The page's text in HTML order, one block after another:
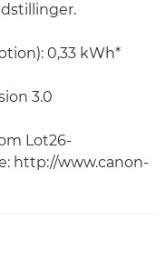
0,33 kWh*
3.0
Lot26-
http://www.canon-